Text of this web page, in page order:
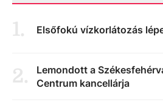
1. Elsőfokú vízkorlátozás
2.
Lemondott a
Centrum kancellárja